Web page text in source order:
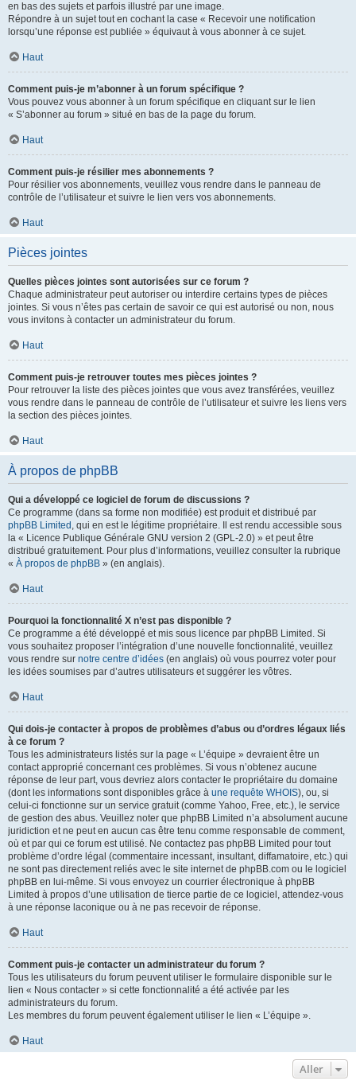
en bas des sujets et parfois illustré par une image.
Répondre à un sujet tout en cochant la case « Recevoir une notification
lorsqu’une réponse est publiée » équivaut à vous abonner à ce sujet.
Haut
Comment puis-je m’abonner à un forum spécifique ?
Vous pouvez vous abonner à un forum spécifique en cliquant sur le lien
« S’abonner au forum » situé en bas de la page du forum.
Haut
Comment puis-je résilier mes abonnements ?
Pour résilier vos abonnements, veuillez vous rendre dans le panneau de
contrôle de l’utilisateur et suivre le lien vers vos abonnements.
Haut
Pièces jointes
Quelles pièces jointes sont autorisées sur ce forum ?
Chaque administrateur peut autoriser ou interdire certains types de pièces
jointes. Si vous n’êtes pas certain de savoir ce qui est autorisé ou non, nous
vous invitons à contacter un administrateur du forum.
Haut
Comment puis-je retrouver toutes mes pièces jointes ?
Pour retrouver la liste des pièces jointes que vous avez transférées, veuillez
vous rendre dans le panneau de contrôle de l’utilisateur et suivre les liens vers
la section des pièces jointes.
Haut
À propos de phpBB
Qui a développé ce logiciel de forum de discussions ?
Ce programme (dans sa forme non modifiée) est produit et distribué par
phpBB Limited , qui en est le légitime propriétaire. Il est rendu accessible sous
la « Licence Publique Générale GNU version 2 (GPL-2.0) » et peut être
distribué gratuitement. Pour plus d’informations, veuillez consulter la rubrique
« À propos de phpBB » (en anglais).
Haut
Pourquoi la fonctionnalité X n’est pas disponible ?
Ce programme a été développé et mis sous licence par phpBB Limited. Si
vous souhaitez proposer l’intégration d’une nouvelle fonctionnalité, veuillez
vous rendre sur notre centre d’idées (en anglais) où vous pourrez voter pour
les idées soumises par d’autres utilisateurs et suggérer les vôtres.
Haut
Qui dois-je contacter à propos de problèmes d’abus ou d’ordres légaux liés
à ce forum ?
Tous les administrateurs listés sur la page « L’équipe » devraient être un
contact approprié concernant ces problèmes. Si vous n’obtenez aucune
réponse de leur part, vous devriez alors contacter le propriétaire du domaine
(dont les informations sont disponibles grâce à une requête WHOIS), ou, si
celui-ci fonctionne sur un service gratuit (comme Yahoo, Free, etc.), le service
de gestion des abus. Veuillez noter que phpBB Limited n’a absolument aucune
juridiction et ne peut en aucun cas être tenu comme responsable de comment,
où et par qui ce forum est utilisé. Ne contactez pas phpBB Limited pour tout
problème d’ordre légal (commentaire incessant, insultant, diffamatoire, etc.) qui
ne sont pas directement reliés avec le site internet de phpBB.com ou le logiciel
phpBB en lui-même. Si vous envoyez un courrier électronique à phpBB
Limited à propos d’une utilisation de tierce partie de ce logiciel, attendez-vous
à une réponse laconique ou à ne pas recevoir de réponse.
Haut
Comment puis-je contacter un administrateur du forum ?
Tous les utilisateurs du forum peuvent utiliser le formulaire disponible sur le
lien « Nous contacter » si cette fonctionnalité a été activée par les
administrateurs du forum.
Les membres du forum peuvent également utiliser le lien « L’équipe ».
Haut
Aller